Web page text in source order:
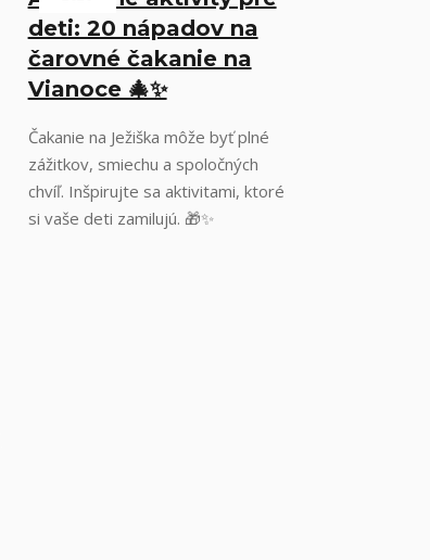
deti: 20 nápadov na
čarovné čakanie na
Vianoce 🎄✨
Čakanie na Ježiška môže byť plné
zážitkov, smiechu a spoločných
chvíľ. Inšpirujte sa aktivitami, ktoré
si vaše deti zamilujú. 🎁✨